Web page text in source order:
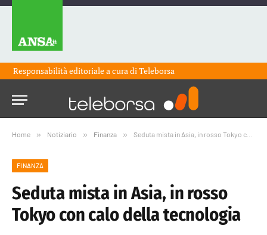
Responsabilità editoriale a cura diTeleborsa
Home » Notiziario » Finanza » Seduta mista in Asia, in rosso Tokyo con calo della tecnologia
FINANZA
Seduta mista in Asia, in rosso
Tokyo con calo della tecnologia